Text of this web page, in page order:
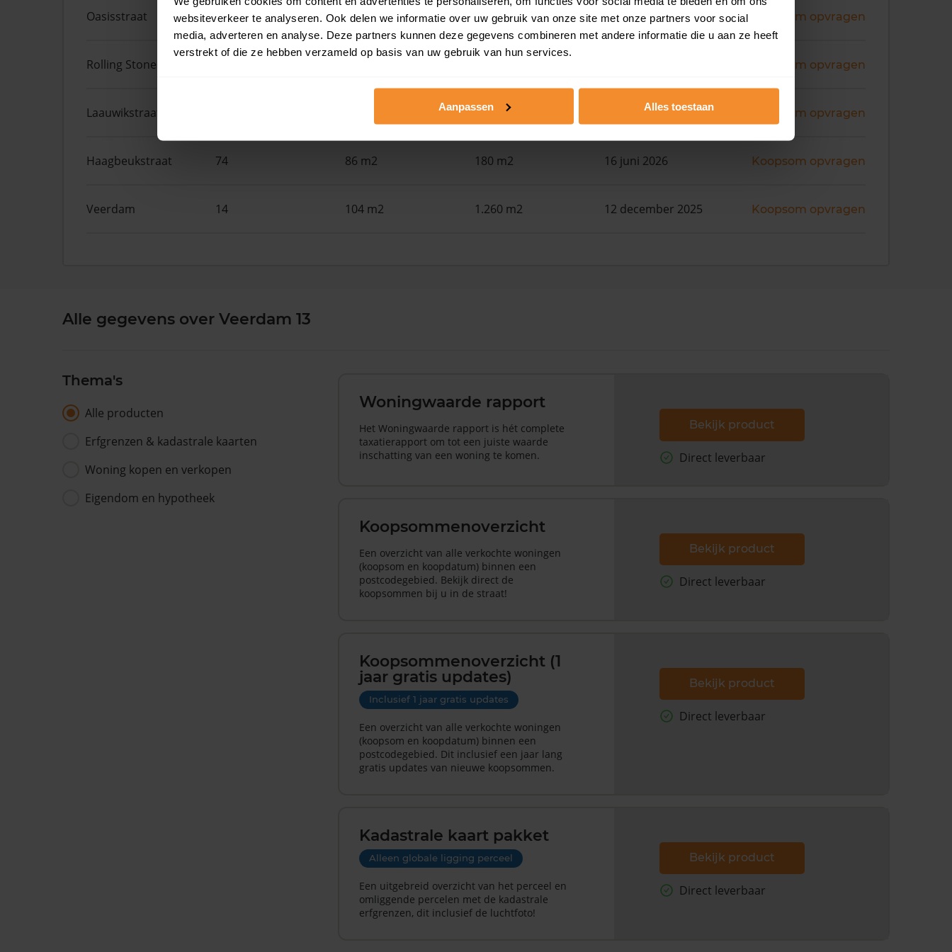
websiteverkeer te analyseren. Ook delen we informatie over uw gebruik van onze site met onze partners voor social
media, adverteren en analyse. Deze partners kunnen deze gegevens combineren met andere informatie die u aan ze heeft
verstrekt of die ze hebben verzameld op basis van uw gebruik van hun services.
Aanpassen Alles toestaan
Oasisstraat 95 97 m2 1.060 m2 19 juni 2026 Koopsom opvragen
Rolling Stonesstraat Koopsom opvragen
Laauwikstraat 0 m2 16 juni 2026 Koopsom opvragen
Haagbeukstraat 74 86 m2 180 m2 16 juni 2026 Koopsom opvragen
Veerdam 14 104 m2 1.260 m2 12 december 2025 Koopsom opvragen
Alle gegevens over Veerdam 13
Thema's
Alle producten
Erfgrenzen & kadastrale kaarten
Woning kopen en verkopen
Eigendom en hypotheek
Woningwaarde rapport
Het Woningwaarde rapport is hét complete
taxatierapport om tot een juiste waarde
inschatting van een woning te komen.
Bekijk product
Direct leverbaar
Koopsommenoverzicht
Een overzicht van alle verkochte woningen
(koopsom en koopdatum) binnen een
postcodegebied. Bekijk direct de
koopsommen bij u in de straat!
Bekijk product
Direct leverbaar
Koopsommenoverzicht (1
jaar gratis updates)
Inclusief 1 jaar gratis updates
Een overzicht van alle verkochte woningen
(koopsom en koopdatum) binnen een
postcodegebied. Dit inclusief een jaar lang
gratis updates van nieuwe koopsommen.
Bekijk product
Direct leverbaar
Kadastrale kaart pakket
Alleen globale ligging perceel
Een uitgebreid overzicht van het perceel en
omliggende percelen met de kadastrale
erfgrenzen, dit inclusief de luchtfoto!
Bekijk product
Direct leverbaar